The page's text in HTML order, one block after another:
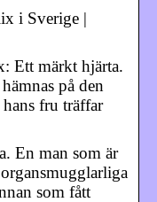
i Sverige |
Ett märkt hjärta.
på den
fru träffar
En man som är
som fått